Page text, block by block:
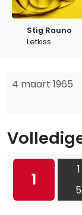
Stig Rauno
Letkiss
4 maart 1965
1
1
5